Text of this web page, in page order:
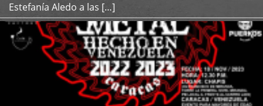
Estefanía Aledo a las […]